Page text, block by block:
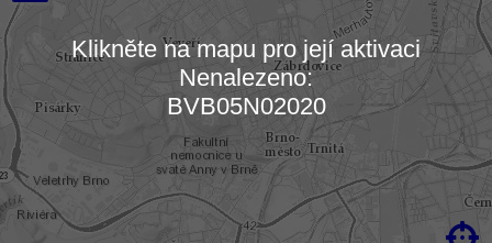
Načítám mapu…
Klikněte na mapu pro její aktivaci
Nenalezeno:
BVB05N02020